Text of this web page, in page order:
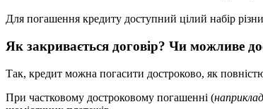
Для погашення кредиту доступний цілий набір різни
Як закривається договір? Чи можливе до
Так, кредит можна погасити достроково, як повніст
При частковому достроковому погашенні (наприклад